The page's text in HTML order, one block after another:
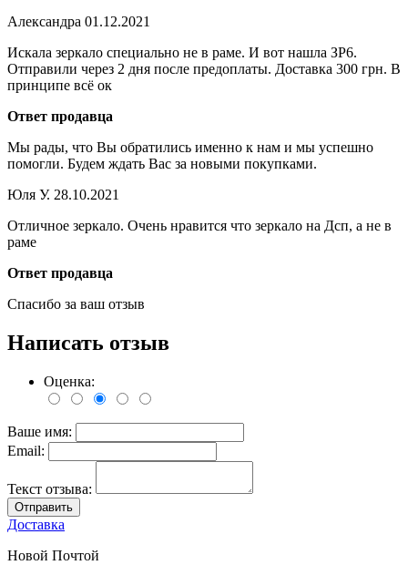
Александра 01.12.2021
Искала зеркало специально не в раме. И вот нашла ЗР6.
Отправили через 2 дня после предоплаты. Доставка 300 грн. В
принципе всё ок
Ответ продавца
Мы рады, что Вы обратились именно к нам и мы успешно
помогли. Будем ждать Вас за новыми покупками.
Юля У. 28.10.2021
Отличное зеркало. Очень нравится что зеркало на Дсп, а не в
раме
Ответ продавца
Спасибо за ваш отзыв
Написать отзыв
Оценка:
Ваше имя:
Email:
Текст отзыва:
Отправить
Доставка
Новой Почтой